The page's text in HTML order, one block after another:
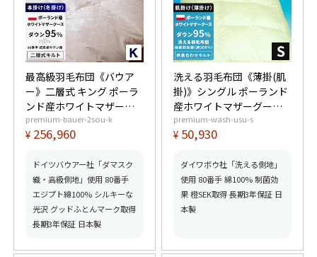
最高級羽毛布団《バウア
ー》二層式 キング ポーラ
ンド産ホワイトマザーグ
ースダウン95% (440dp以
上) 羽毛量2.2kg 【6つ星
得】【グッドふとんマー
ク取得】
premium-bauer-2sou-k
¥ 256,960
ドイツバウアー社「ダマスク
織・高級側地」使用 80番手
エジプト綿100% シルキーな
光沢 グッドふとんマーク取得
長期3年保証 日本製
洗える羽毛布団《薄掛(肌
掛)》シングル ポーランド
産ホワイトマザーグース
ダウン95% (440dp以上)
羽毛量0.5kg 【6つ星プレ
【グッドふとんマーク取
得】
premium-wash-usu-s
¥ 50,930
ダイワボウ社「洗える側地」
使用 80番手 綿100% 制菌効
果 橙SEK取得 長期3年保証 日
本製